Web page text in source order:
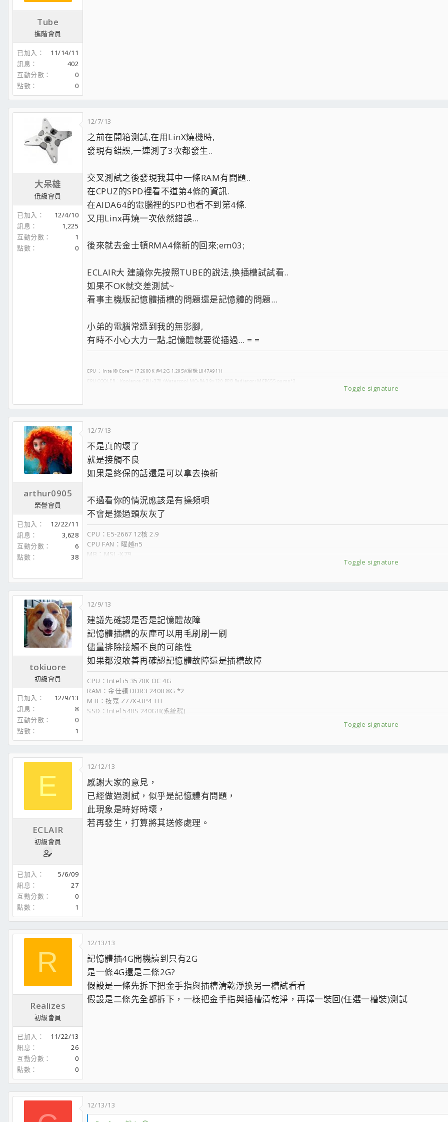
Tube
進階會員
已加入
11/14/11
訊息
402
互動分數
0
點數
0
大呆雄
低級會員
已加入
12/4/10
訊息
1,225
互動分數
1
點數
0
12/7/13
之前在開箱測試,在用LinX燒機時,
發現有錯誤,一連測了3次都發生..
交叉測試之後發現我其中一條RAM有問題..
在CPUZ的SPD裡看不道第4條的資訊.
在AIDA64的電腦裡的SPD也看不到第4條.
又用Linx再燒一次依然錯誤...
後來就去金士頓RMA4條新的回來;em03;
ECLAIR大 建議你先按照TUBE的說法,換插槽試試看..
如果不OK就交差測試~
看事主機版記憶體插槽的問題還是記憶體的問題...
小弟的電腦常遭到我的無影腳,
有時不小心大力一點,記憶體就要從插過... = =
Toggle signature
CPU ：Intel® Core™ I7 2600K @4.2G 1.295V(周期:L047A911)
CPU COOLER：Koolance CPU-370+Watercool MO-RA3 9x120 PRO Radiator+MCP655 pump*2
VGA ：GIGABYTE GV-R697UD-2GD (GPU125 MEM75)
HD ：Kingston SV100S264G
Hitachi 1TB HDS721010CLA332
DVD ：LITEON IHAS324 24X DVD
Power Load Display：Zalman ZM-MFC3
CASE ：SuperTherm G9
忍者薄扇*3.Power Fan*1
LCD ： BENQ V2400Evo
arthur0905
榮譽會員
已加入
12/22/11
訊息
3,628
互動分數
6
點數
38
12/7/13
不是真的壞了
就是接觸不良
如果是終保的話還是可以拿去換新
不過看你的情況應該是有操頻唄
不會是操過頭灰灰了
Toggle signature
CPU：E5-2667 12核 2.9
CPU FAN：曜越n5
MB：MSI -X79
VGA：微星770 TFⅡ
POWER：金蝶 650w
CASE：黑暗堡壘
金士頓→維修據點最多且快速換修，
威剛→維修據點少但快速換修，
創見→直營門市代送
微星: 價格用料都很實在、送修只要去全家花30元寄出後，修好免運費寄還給你
華碩: 價格高等 用料中上，送修要本人親送皇家俱樂部，住得遠的只好捏LP忍耐
技嘉: 價格與用料都算不差，唯一客服保固真的很G8，EQ不佳者不推薦購買.....
tokiuore
初級會員
已加入
12/9/13
訊息
8
互動分數
0
點數
1
12/9/13
建議先確認是否是記憶體故障
記憶體插槽的灰塵可以用毛刷刷一刷
儘量排除接觸不良的可能性
如果都沒敢善再確認記憶體故障還是插槽故障
Toggle signature
CPU：Intel i5 3570K OC 4G
RAM：金仕頓 DDR3 2400 8G *2
M B：技嘉 Z77X-UP4 TH
SSD：Intel 540S 240GB(系統碟)
機殼：CoolerMaster CM690
E
ECLAIR
初級會員
已加入
5/6/09
訊息
27
互動分數
0
點數
1
12/12/13
感謝大家的意見，
已經做過測試，似乎是記憶體有問題，
此現象是時好時壞，
若再發生，打算將其送修處理。
R
Realizes
初級會員
已加入
11/22/13
訊息
26
互動分數
0
點數
0
12/13/13
記憶體插4G開機讀到只有2G
是一條4G還是二條2G?
假設是一條先拆下把金手指與插槽清乾淨換另一槽試看看
假設是二條先全都拆下，一樣把金手指與插槽清乾淨，再擇一裝回(任選一槽裝)測試
12/13/13